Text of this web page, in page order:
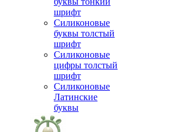
шрифт
Силиконовые
буквы толстый
шрифт
Силиконовые
цифры толстый
шрифт
Силиконовые
Латинские
буквы